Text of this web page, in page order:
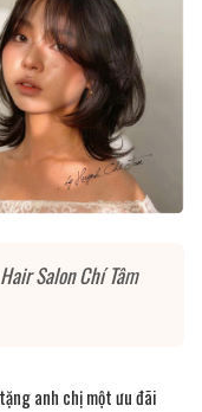
Salon Chí Tâm
anh chị một ưu đãi